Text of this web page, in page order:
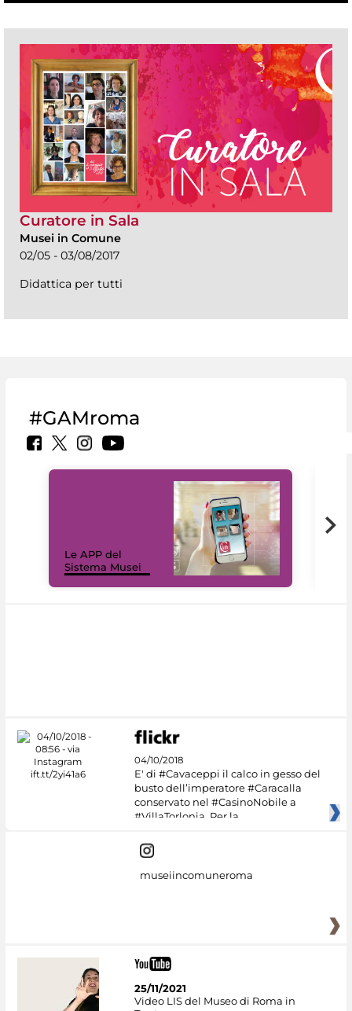
Curatore in Sala
Musei in Comune
02/05 - 03/08/2017
Didattica per tutti
#GAMroma
Le APP del
Sistema Musei
04/10/2018
E' di #Cavaceppi il calco in gesso del
busto dell’imperatore #Caracalla
conservato nel #CasinoNobile a
#VillaTorlonia. Per la
museiincomuneroma
25/11/2021
Video LIS del Museo di Roma in